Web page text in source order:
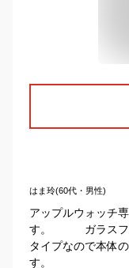
はま玲(60代・男性)
アップルウォッチ
す。 ガラスフィ
タイプなので本体
す。